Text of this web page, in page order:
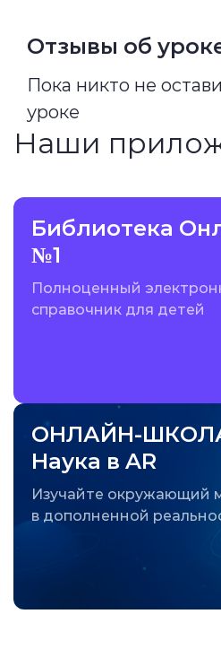
Отзывы об
Пока никто не
уроке
Наши
Библиотека
№1
Полноценный
справочник для детей
ОНЛАЙН-
Наука в AR
Изучайте окружающий
в дополненной